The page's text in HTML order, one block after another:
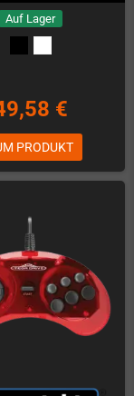
Auf Lager
€
PRODUKT